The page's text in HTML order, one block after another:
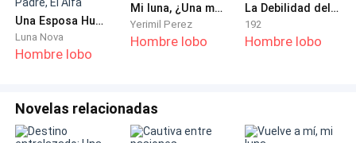
Oro con absoluta devoción para que sus ángeles la
guiarán y despejaran el camino y Dios había
escuchado sus súplicas porque una milagrosa
viáticos y le daban un contrato por un año.
Una Esposa Humana Para Mi Padre, El Alfa
Luna Nova
Hombre lobo
Mi luna, ¿Una monja?
Yerimil Perez
Hombre lobo
La Debilidad del Alfa.
192
Hombre lobo
Novelas relacionadas